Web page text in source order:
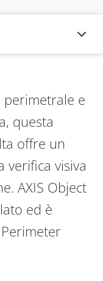
perimetrale e
questa
offre un
verifica visiva
AXIS Object
ed è